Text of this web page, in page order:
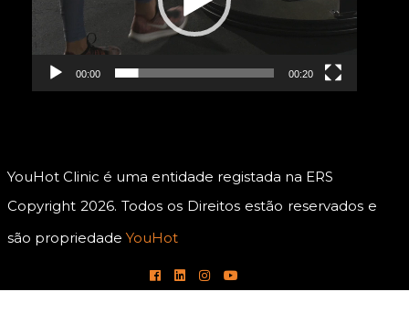
00:00 00:20
YouHot Clinic é uma entidade registada na ERS
Copyright 2026. Todos os Direitos estão reservados e
são propriedade YouHot